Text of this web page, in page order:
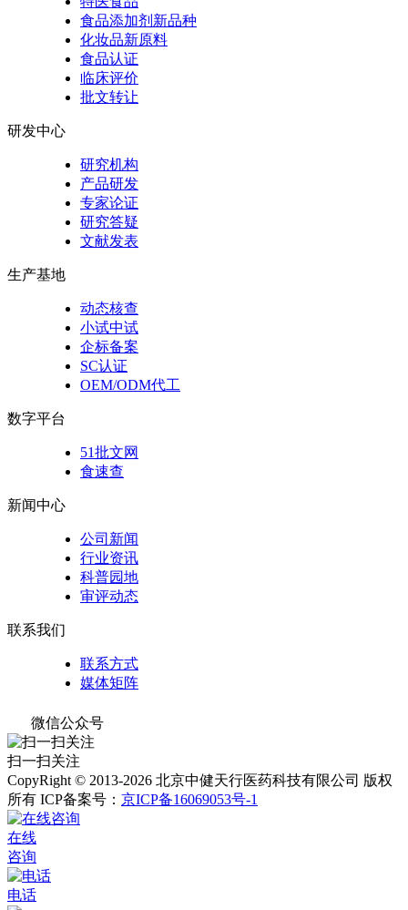
食品添加剂新品种
化妆品新原料
食品认证
临床评价
批文转让
研发中心
研究机构
产品研发
专家论证
研究答疑
文献发表
生产基地
动态核查
小试中试
企标备案
SC认证
OEM/ODM代工
数字平台
51批文网
食速查
新闻中心
公司新闻
行业资讯
科普园地
审评动态
联系我们
联系方式
媒体矩阵
微信公众号
扫一扫关注
CopyRight © 2013-2026 北京中健天行医药科技有限公司 版权
所有 ICP备案号： 京ICP备16069053号-1
在线
咨询
电话